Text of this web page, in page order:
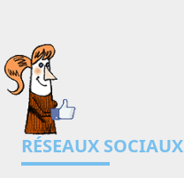
RÉSEAUX SOCIAUX